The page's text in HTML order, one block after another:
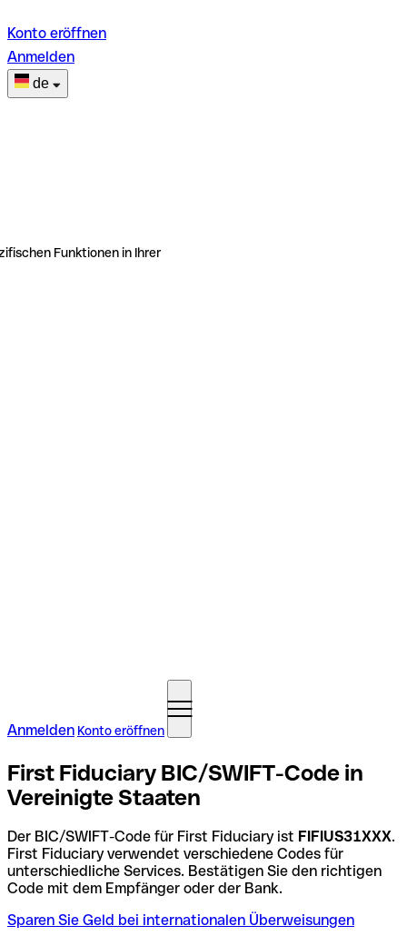
Konto eröffnen
Anmelden
de
Funktionen in Ihrer
Anmelden Konto eröffnen
First Fiduciary BIC/SWIFT-Code in
Vereinigte Staaten
Der BIC/SWIFT-Code für First Fiduciary ist FIFIUS31XXX.
First Fiduciary verwendet verschiedene Codes für
unterschiedliche Services. Bestätigen Sie den richtigen
Code mit dem Empfänger oder der Bank.
Sparen Sie Geld bei internationalen Überweisungen